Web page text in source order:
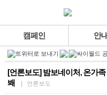
캠페인 안내
[언론보도] 밤보네이처, 온가
봬
| 언론보도